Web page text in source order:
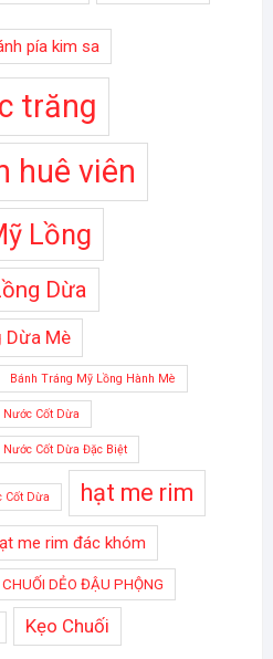
pía kim sa
trăng
huê viên
Lồng
Dừa
Dừa Mè
Bánh Tráng Mỹ Lồng Hành Mè
Cốt Dừa
Cốt Dừa Đặc Biệt
Cốt Dừa hạt me rim
me rim đác khóm
CHUỐI DẺO ĐẬU PHỘNG
Kẹo Chuối